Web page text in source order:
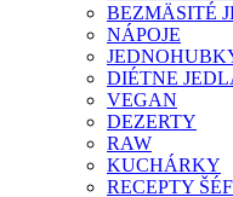
BEZMÄSITÉ
NÁPOJE
DIÉTNE
VEGAN
DEZERTY
RAW
KUCHÁRKY
RECEPTY